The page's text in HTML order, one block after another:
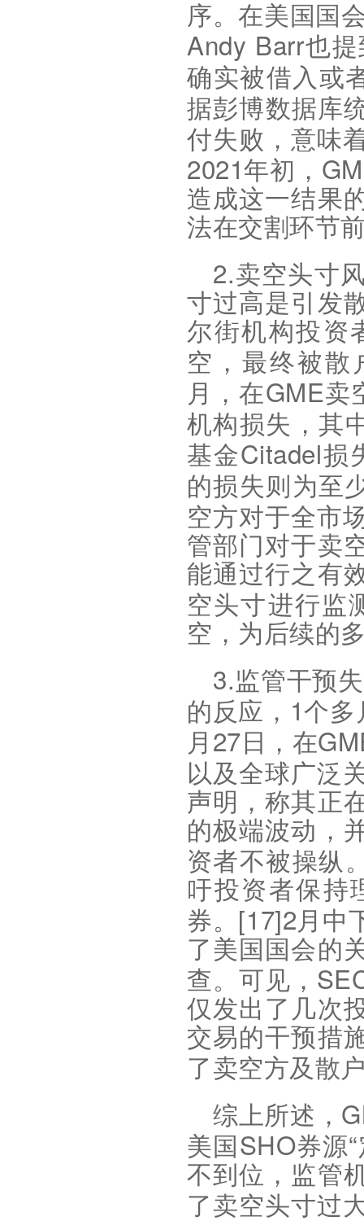
序。在美国国
Andy Barr也
确实被借入或
据彭博数据库
付失败，意味
2021年初，
造成这一结果
法在交割环节
2.卖空头寸
寸过高是引发
尔街机构投资
空，最终被散
月，在GME卖
机构损失，其
基金Citadel损
的损失则为至
空方对于全市
管部门对于卖
能通过行之有
空头寸进行监
空，为后续的
3.监管干预
的反应， 1个多
月 27 日，在
以及全球广泛
声明，称其正
的极端波动，
资者不被操纵
吁投资者保持
券。 [17]2月中
了美国国会的
查。可见，
仅发出了几次
交易的干预措
了卖空方及散
综上所述，
美国 SHO券源“
不到位，监管
了卖空头寸过